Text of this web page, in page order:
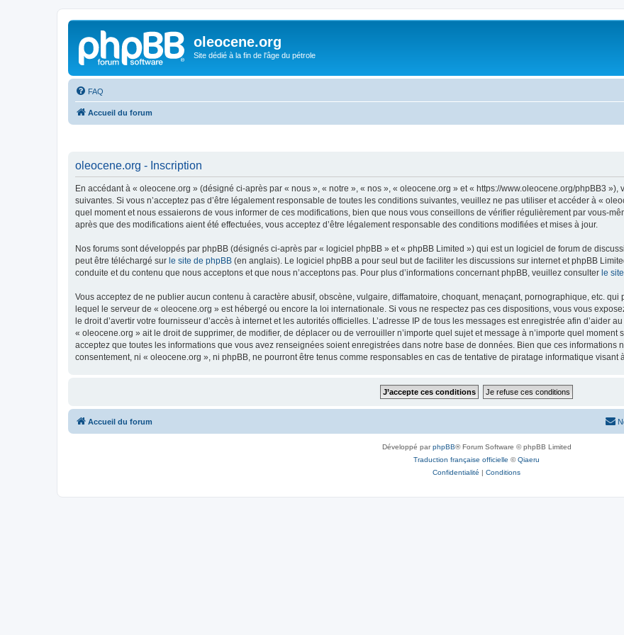
oleocene.org
Site dédié à la fin de l'âge du pétrole
FAQ
Accueil du forum
oleocene.org - Inscription
En accédant à « oleocene.org » (désigné ci-après par « nous », « notre », « nos », « oleocene.org » et « https://www.oleocene.org/phpBB3
suivantes. Si vous n’acceptez pas d’être légalement responsable de toutes les conditions suivantes, veuillez ne pas utiliser et accéder à «
quel moment et nous essaierons de vous informer de ces modifications, bien que nous vous conseillons de vérifier régulièrement par vous-
après que des modifications aient été effectuées, vous acceptez d’être légalement responsable des conditions modifiées et mises à jour.
Nos forums sont développés par phpBB (désignés ci-après par « logiciel phpBB » et « phpBB Limited ») qui est un logiciel de forum de
peut être téléchargé sur le site de phpBB (en anglais). Le logiciel phpBB a pour seul but de faciliter les discussions sur internet et phpBB
conduite et du contenu que nous acceptons et que nous n’acceptons pas. Pour plus d’informations concernant phpBB, veuillez consulter le
Vous acceptez de ne publier aucun contenu à caractère abusif, obscène, vulgaire, diffamatoire, choquant, menaçant, pornographique, etc.
lequel le serveur de « oleocene.org » est hébergé ou encore la loi internationale. Si vous ne respectez pas ces dispositions, vous vous
le droit d’avertir votre fournisseur d’accès à internet et les autorités officielles. L’adresse IP de tous les messages est enregistrée afin d’aider
« oleocene.org » ait le droit de supprimer, de modifier, de déplacer ou de verrouiller n’importe quel sujet et message à n’importe quel moment
acceptez que toutes les informations que vous avez renseignées soient enregistrées dans notre base de données. Bien que ces informations
consentement, ni « oleocene.org », ni phpBB, ne pourront être tenus comme responsables en cas de tentative de piratage informatique visant
Accueil du forum
Développé parphpBB® Forum Software © phpBB Limited
Traduction française officielle ©Qiaeru
Confidentialité | Conditions